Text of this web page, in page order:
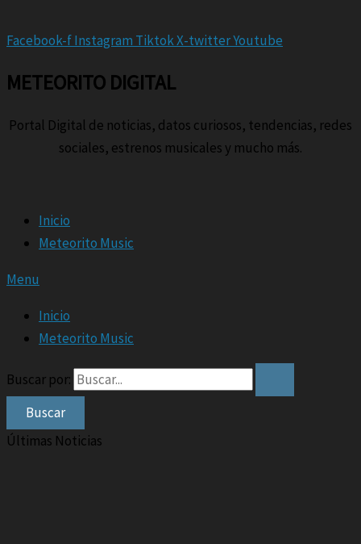
Facebook-fInstagram TiktokX-twitterYoutube
METEORITO DIGITAL
Portal Digital de noticias, datos curiosos, tendencias, redes
sociales, estrenos musicales y mucho más.
Inicio
Meteorito Music
Menu
Inicio
Meteorito Music
Buscar por:
Últimas Noticias